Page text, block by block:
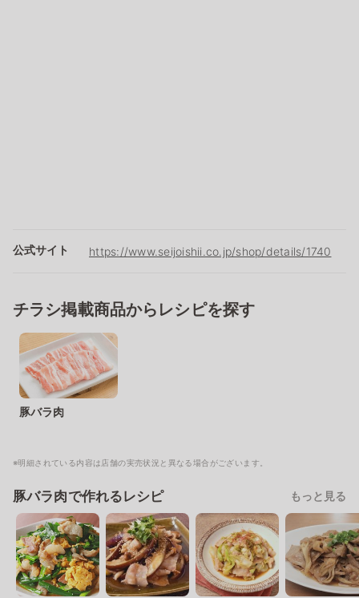
公式サイト https://www.seijoishii.co.jp/shop/details/1740
チラシ掲載商品からレシピを探す
豚バラ肉
※明細されている内容は店舗の実売状況と異なる場合がございます。
豚バラ肉で作れるレシピ もっと見る